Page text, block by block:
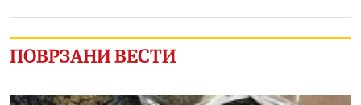
ПОВРЗАНИ ВЕСТИ